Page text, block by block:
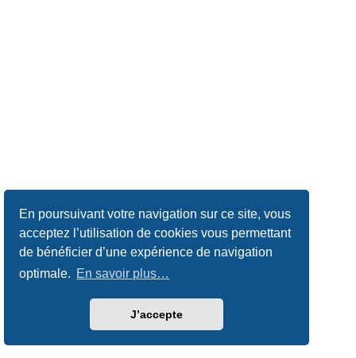
En poursuivant votre navigation sur ce site, vous
acceptez l’utilisation de cookies vous permettant
de bénéficier d’une expérience de navigation
optimale. En savoir plus…
J’accepte